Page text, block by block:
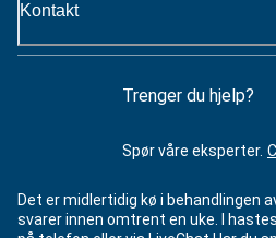
Kontakt
Trenger du hjelp?
Spør våre eksperter.
Det er midlertidig kø i behandlingen
svarer innen omtrent en uke. I